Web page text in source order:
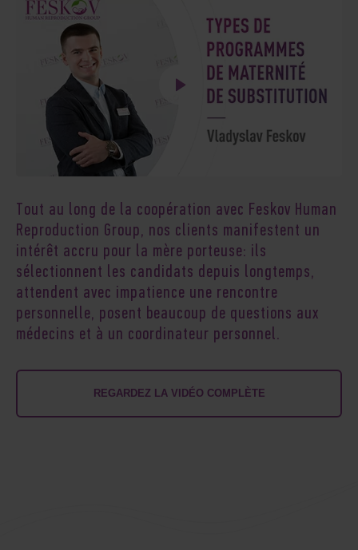
Tout au long de la coopération avec Feskov Human
Reproduction Group, nos clients manifestent un
intérêt accru pour la mère porteuse: ils
sélectionnent les candidats depuis longtemps,
attendent avec impatience une rencontre
personnelle, posent beaucoup de questions aux
médecins et à un coordinateur personnel.
REGARDEZ LA VIDÉO COMPLÈTE